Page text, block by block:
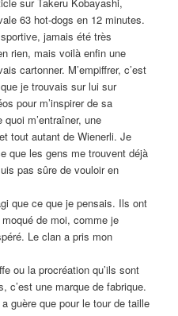
63 hot-dogs en 12 minutes.
jamais été très
rien, mais voilà enfin une
cartonner. M’empiffrer, c’est
je trouvais sur lui sur
pour m’inspirer de sa
m’entraîner, une
tout autant de Wienerli. Je
que les gens me trouvent déjà
pas sûre de vouloir en
que ce que je pensais. Ils ont
de moi, comme je
Le clan a pris mon
ou la procréation qu’ils sont
c’est une marque de fabrique.
guère que pour le tour de taille